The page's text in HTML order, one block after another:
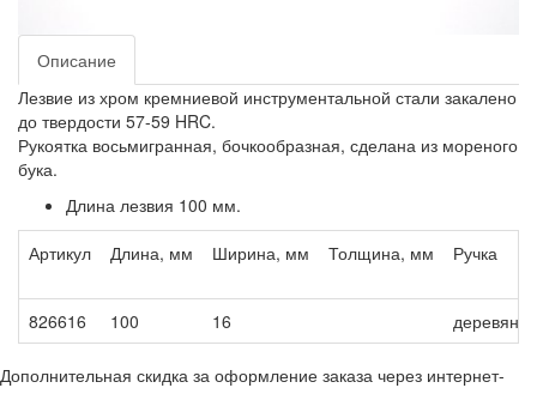
Описание
Лезвие из хром кремниевой инструментальной стали закалено
до твердости 57-59 HRC.
Рукоятка восьмигранная, бочкообразная, сделана из мореного
бука.
Длина лезвия 100 мм.
Артикул
Длина, мм Ширина, мм Толщина, мм Ручка
826616 100 16
Дополнительная скидка за оформление заказа через интернет-